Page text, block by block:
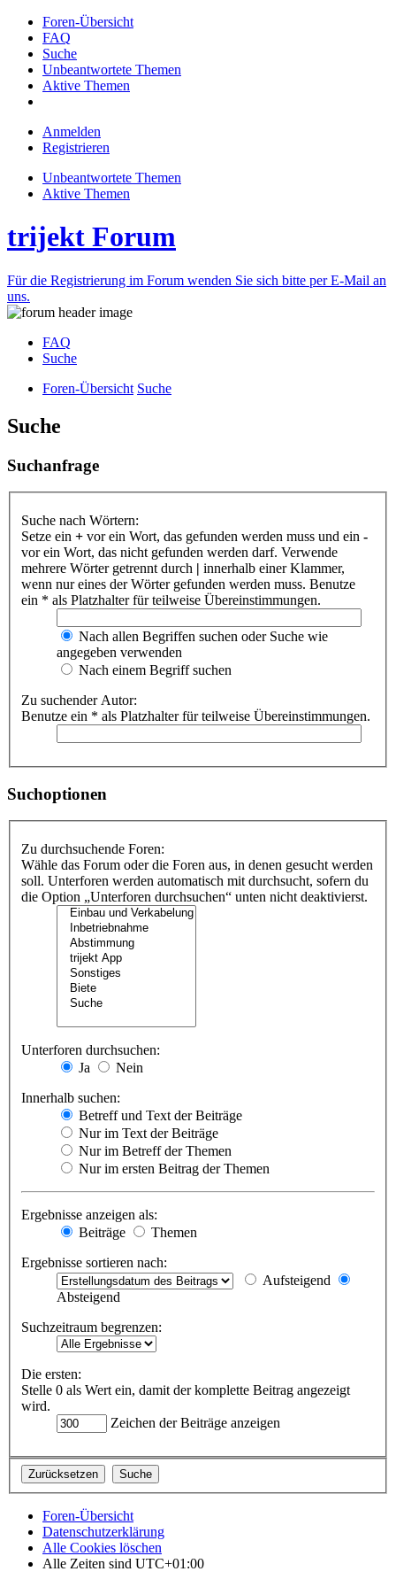
Foren-Übersicht
FAQ
Suche
Unbeantwortete Themen
Aktive Themen
Anmelden
Registrieren
Unbeantwortete Themen
Aktive Themen
trijekt Forum
Für die Registrierung im Forum wenden Sie sich bitte per E-Mail an
uns.
FAQ
Suche
Foren-Übersicht Suche
Suche
Suchanfrage
Suche nach Wörtern:
Setze ein + vor ein Wort, das gefunden werden muss und ein -
vor ein Wort, das nicht gefunden werden darf. Verwende
mehrere Wörter getrennt durch | innerhalb einer Klammer,
wenn nur eines der Wörter gefunden werden muss. Benutze
ein * als Platzhalter für teilweise Übereinstimmungen.
Nach allen Begriffen suchen oder Suche wie
angegeben verwenden
Nach einem Begriff suchen
Zu suchender Autor:
Benutze ein * als Platzhalter für teilweise Übereinstimmungen.
Suchoptionen
Zu durchsuchende Foren:
Wähle das Forum oder die Foren aus, in denen gesucht werden
soll. Unterforen werden automatisch mit durchsucht, sofern du
die Option „Unterforen durchsuchen“ unten nicht deaktivierst.
Unterforen durchsuchen:
Ja
Nein
Innerhalb suchen:
Betreff und Text der Beiträge
Nur im Text der Beiträge
Nur im Betreff der Themen
Nur im ersten Beitrag der Themen
Ergebnisse anzeigen als:
Beiträge
Themen
Ergebnisse sortieren nach:
Aufsteigend
Absteigend
Suchzeitraum begrenzen:
Die ersten:
Stelle 0 als Wert ein, damit der komplette Beitrag angezeigt
wird.
Zeichen der Beiträge anzeigen
Foren-Übersicht
Datenschutzerklärung
Alle Cookies löschen
Alle Zeiten sind UTC+01:00